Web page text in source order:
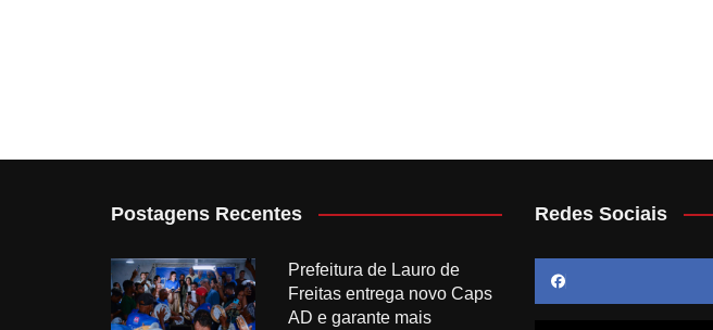
Postagens Recentes
Prefeitura de Lauro de
Freitas entrega novo Caps
AD e garante mais
Redes Sociais